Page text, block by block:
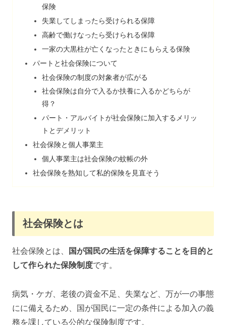
保険
失業してしまったら受けられる保障
高齢で働けなったら受けられる保障
一家の大黒柱が亡くなったときにもらえる保険
パートと社会保険について
社会保険の制度の対象者が広がる
社会保険は自分で入るか扶養に入るかどちらが
得？
パート・アルバイトが社会保険に加入するメリッ
トとデメリット
社会保険と個人事業主
個人事業主は社会保険の蚊帳の外
社会保険を熟知して私的保険を見直そう
社会保険とは
社会保険とは、
国が国民の生活を保障することを目的と
して作られた保険制度です。
病気・ケガ、老後の資金不足、失業など、万が一の事態
にに備えるため、国が国民に一定の条件による加入の義
務を課している公的な保険制度です。